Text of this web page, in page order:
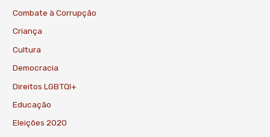
Combate à Corrupção
Criança
Cultura
Democracia
Direitos LGBTQI+
Educação
Eleições 2020